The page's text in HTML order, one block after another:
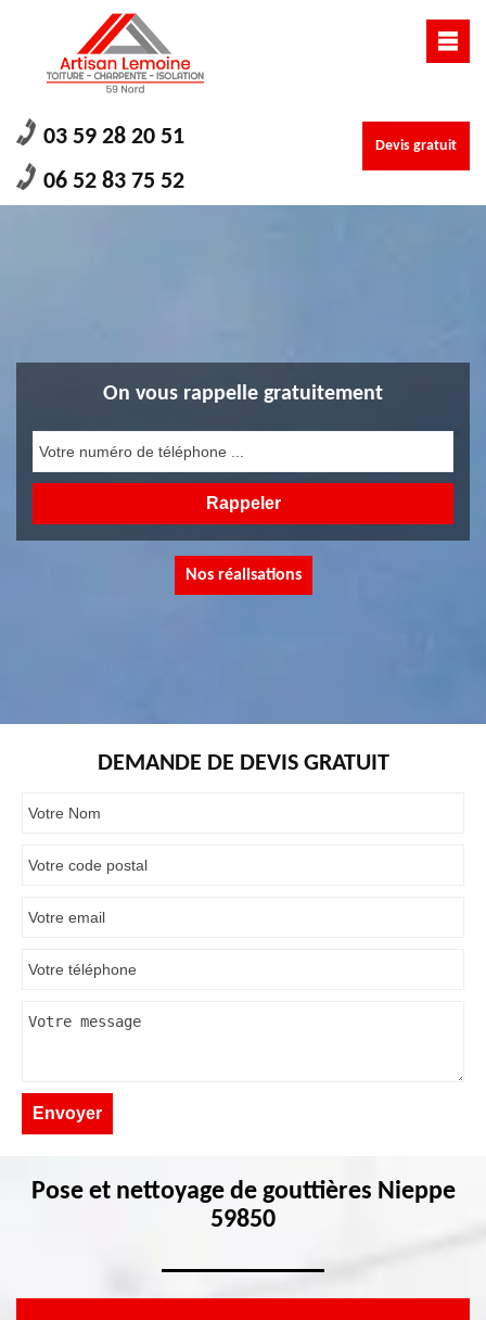
03 59 28 20 51
06 52 83 75 52
Devis gratuit
On vous rappelle gratuitement
Nos réalisations
DEMANDE DE DEVIS GRATUIT
Pose et nettoyage de gouttières Nieppe
59850